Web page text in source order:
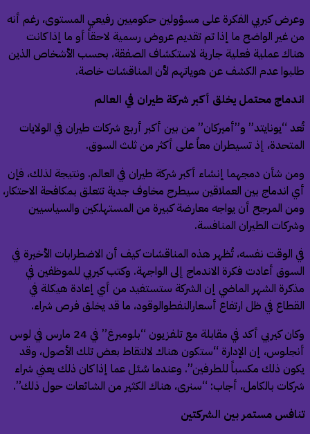
كيربي الفكرة على مسؤولين حكوميين رفيعي المستوى، رغم أنه
غير الواضح ما إذا تم تقديم عروض رسمية لاحقاً أو ما إذا كانت
عملية فعلية جارية لاستكشاف الصفقة، بحسب الأشخاص الذين
عدم الكشف عن هوياتهم لأن المناقشات خاصة.
محتمل يخلق أكبر شركة طيران في العالم
“يونايتد” و”أميركان” من بين أكبر أربع شركات طيران في الولايات
إذ تسيطران معاً على أكثر من ثلث السوق.
شأن دمجهما إنشاء أكبر شركة طيران في العالم. ونتيجة لذلك، فإن
اندماج بين العملاقين سيطرح مخاوف جدية تتعلق بمكافحة الاحتكار،
المرجح أن يواجه معارضة كبيرة من المستهلكين والسياسيين
الطيران المنافسة.
الوقت نفسه، تُظهر هذه المناقشات كيف أن الاضطرابات الأخيرة في
أعادت فكرة الاندماج إلى الواجهة. وكتب كيربي للموظفين في
الشهر الماضي إن الشركة ستستفيد من أي إعادة هيكلة في
في ظل ارتفاع أسعارالنفطوالوقود، ما قد يخلق فرص شراء.
وكان كيربي أكد في مقابلة مع تلفزيون “بلومبرغ” في 24 مارس في لوس
إن الإدارة “ستكون هناك لالتقاط بعض تلك الأصول، وقد
ذلك مكسباً للطرفين”. وعندما سُئل عما إذا كان ذلك يعني شراء
بالكامل، أجاب: “سنرى، هناك الكثير من الشائعات حول ذلك”.
مستمر بين الشركتين